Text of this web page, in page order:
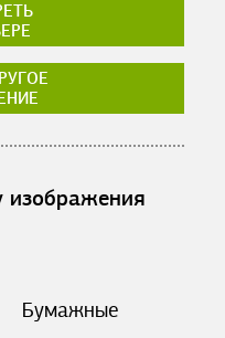
изображения
Бумажные